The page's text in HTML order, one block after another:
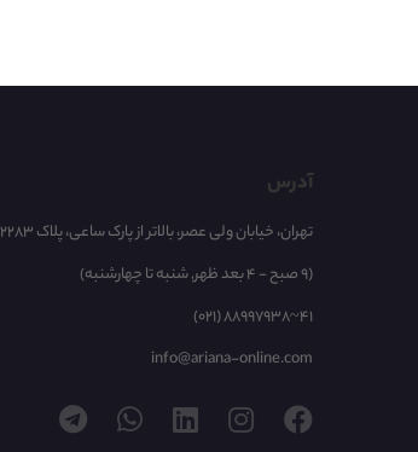
آدرس
تهران، خیابان ولی عصر، بالاتر از پارک ساعی، پلاک 2283، واحد 3
(9 صبح - 4 بعد ظهر, شنبه تا چهارشنبه)
(021) 88997938~41
info@ariana-online.com